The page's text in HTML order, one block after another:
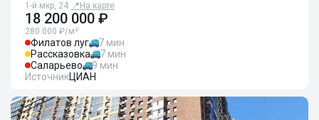
1-й мкр, 24 📍 На карте
18 200 000 ₽
280 000 ₽/м²
Филатов луг
7 мин
Рассказовка
7 мин
Саларьево
9 мин
ИсточникЦИАН